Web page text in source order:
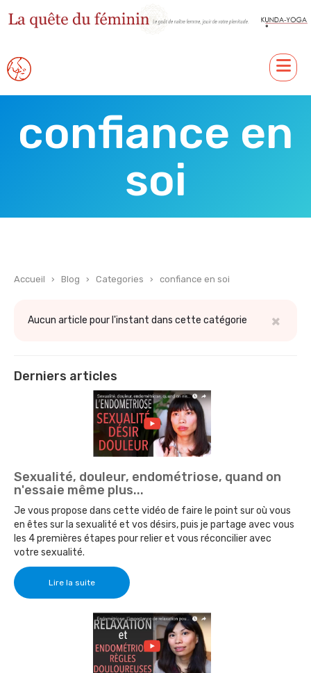
confiance en
soi
Accueil › Blog › Categories › confiance en soi
×
Aucun article pour l'instant dans cette catégorie
Derniers articles
Sexualité, douleur, endométriose, quand on
n'essaie même plus...
Je vous propose dans cette vidéo de faire le point sur où vous
en êtes sur la sexualité et vos désirs, puis je partage avec vous
les 4 premières étapes pour relier et vous réconcilier avec
votre sexualité.
Lire la suite